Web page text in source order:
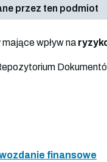
przez ten podmiot
wpływ na
finansowe